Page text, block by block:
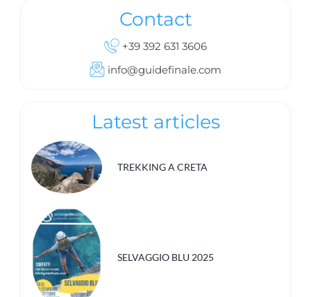
Contact
+39 392 631 3606
info@guidefinale.com
Latest articles
TREKKING A CRETA
SELVAGGIO BLU 2025